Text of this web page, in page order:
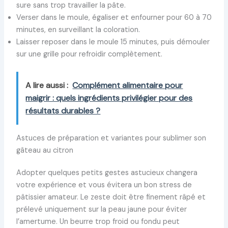
sure sans trop travailler la pâte.
Verser dans le moule, égaliser et enfourner pour 60 à 70
minutes, en surveillant la coloration.
Laisser reposer dans le moule 15 minutes, puis démouler
sur une grille pour refroidir complètement.
A lire aussi : Complément alimentaire pour
maigrir : quels ingrédients privilégier pour des
résultats durables ?
Astuces de préparation et variantes pour sublimer son
gâteau au citron
Adopter quelques petits gestes astucieux changera
votre expérience et vous évitera un bon stress de
pâtissier amateur. Le zeste doit être finement râpé et
prélevé uniquement sur la peau jaune pour éviter
l’amertume. Un beurre trop froid ou fondu peut